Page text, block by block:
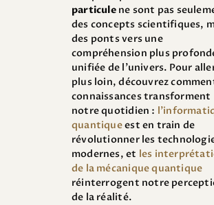
particulene sont pas
des concepts scientifiques,
des ponts vers une
compréhension plus
unifiée de l’univers. Pour
plus loin, découvrez
connaissances transforment
notre quotidien :
quantiqueest en train de
révolutionner les
modernes, et les
de la mécanique quantique
réinterrogent notre
de la réalité.